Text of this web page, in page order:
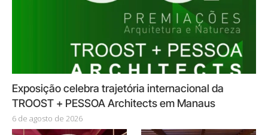
Exposição celebra trajetória internacional da
TROOST + PESSOA Architects em Manaus
6 de agosto de 2026